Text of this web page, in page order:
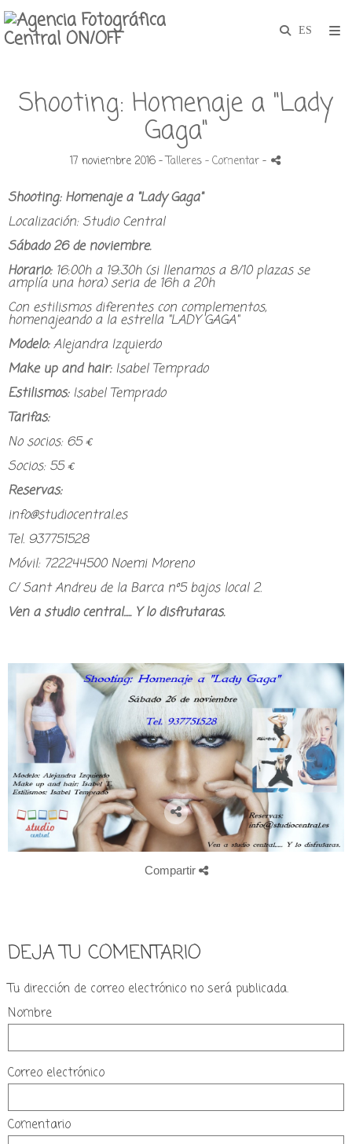
Shooting: Homenaje a "Lady
Gaga"
17 noviembre 2016 -Talleres- Comentar-
Shooting: Homenaje a "Lady Gaga"
Localización: Studio Central
Sábado 26 de noviembre.
Horario:16:00h a 19:30h (si llenamos a 8/10 plazas se
amplía una hora) seria de 16h a 20h
Con estilismos diferentes con complementos,
homenajeando a la estrella "LADY GAGA"
Modelo:Alejandra Izquierdo
Make up and hair:Isabel Temprado
Estilismos:Isabel Temprado
Tarifas:
No socios: 65 €
Socios: 55 €
Reservas:
info@studiocentral.es
Tel. 937751528
Móvil: 722244500 Noemi Moreno
C/ Sant Andreu de la Barca nº5 bajos local 2.
Ven a studio central..... Y lo disfrutaras.
Compartir
DEJA TU COMENTARIO
Tu dirección de correo electrónico no será publicada.
Nombre
Correo electrónico
Comentario